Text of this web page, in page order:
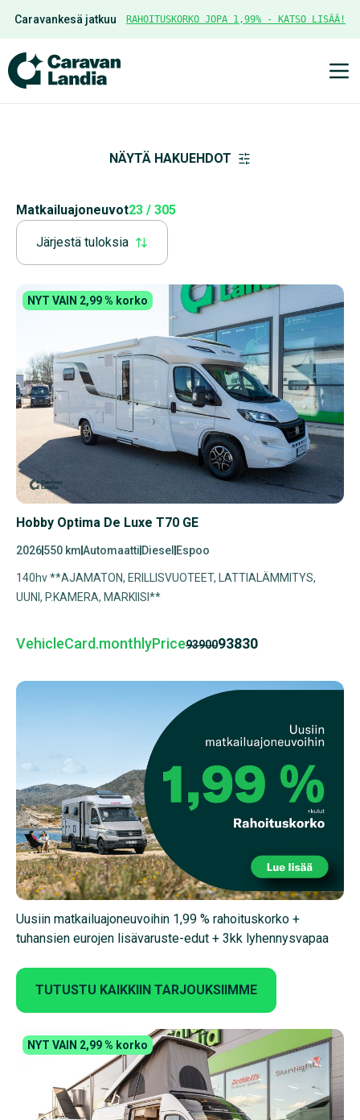
Caravankesä jatkuu RAHOITUSKORKO JOPA 1,99% - KATSO LISÄÄ!
NÄYTÄ HAKUEHDOT
Matkailuajoneuvot23 / 305
Järjestä tuloksia
NYT VAIN 2,99 % korko
Hobby Optima De Luxe T70 GE
2026550 kmAutomaatti Diesel Espoo
140hv **AJAMATON, ERILLISVUOTEET, LATTIALÄMMITYS,
UUNI, P.KAMERA, MARKIISI**
VehicleCard.monthlyPrice9390093830
Uusiin matkailuajoneuvoihin 1,99 % rahoituskorko +
tuhansien eurojen lisävaruste-edut + 3kk lyhennysvapaa
TUTUSTU KAIKKIIN TARJOUKSIIMME
NYT VAIN 2,99 % korko